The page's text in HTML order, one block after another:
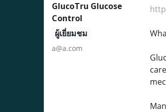
GlucoTru Glucose
Control
ผู้เยี่ยมชม
a@a.com